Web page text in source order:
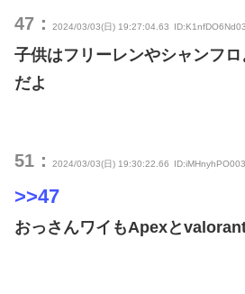
47： 2024/03/03(日) 19:27:04.63
子供はフリーレンやシャンフ
だよ
51： 2024/03/03(日) 19:30:22.66
>>47
おっさんワイもApexと